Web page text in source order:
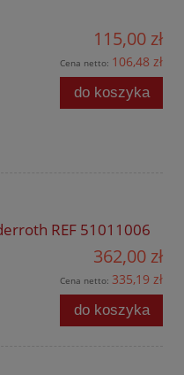
115,00 zł
Cena netto: 106,48 zł
do koszyka
REF 51011006
362,00 zł
Cena netto: 335,19 zł
do koszyka